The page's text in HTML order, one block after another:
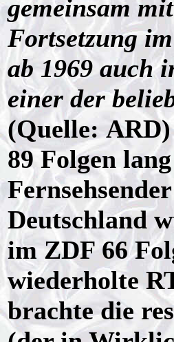
gemeinsam
Fortsetzung
ab 1969 auch
einer der
(Quelle: ARD)
89 Folgen
Deutschland
im ZDF 66
wiederholte
brachte die